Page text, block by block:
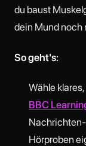
du baust
dein Mund noch
So geht's:
Wähle
BBC
Hörproben